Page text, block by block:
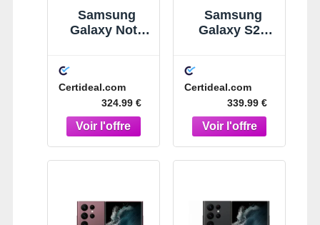
Samsung
Galaxy Note
Certideal.com
324.99 €
Samsung
Galaxy S22
Certideal.com
339.99 €